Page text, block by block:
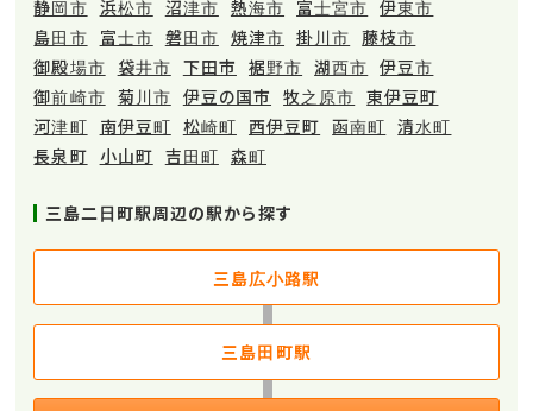
静岡市
浜松市 沼津市 熱海市 富士宮市
伊東市
島田市
富士市 磐田市 焼津市 掛川市
藤枝市
御殿場市
袋井市 下田市 裾野市 湖西市
伊豆市
御前崎市
菊川市 伊豆の国市 牧之原市
東伊豆町
河津町
南伊豆町 松崎町 西伊豆町 函南町
清水町
長泉町
小山町 吉田町 森町
三島二日町駅周辺の駅から探す
三島広小路駅
三島田町駅